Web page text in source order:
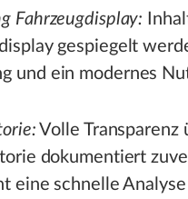
Fahrzeugdisplay:
gespiegelt
und ein modernes
Volle Transparenz
dokumentiert
eine schnelle